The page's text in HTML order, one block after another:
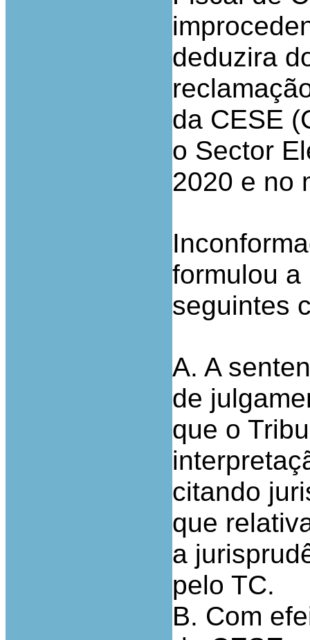
deduzira
da CESE
o Sector
2020 e no
formulou
seguintes
A. A
de
que o
citando
que
a
pelo TC.
B. Com